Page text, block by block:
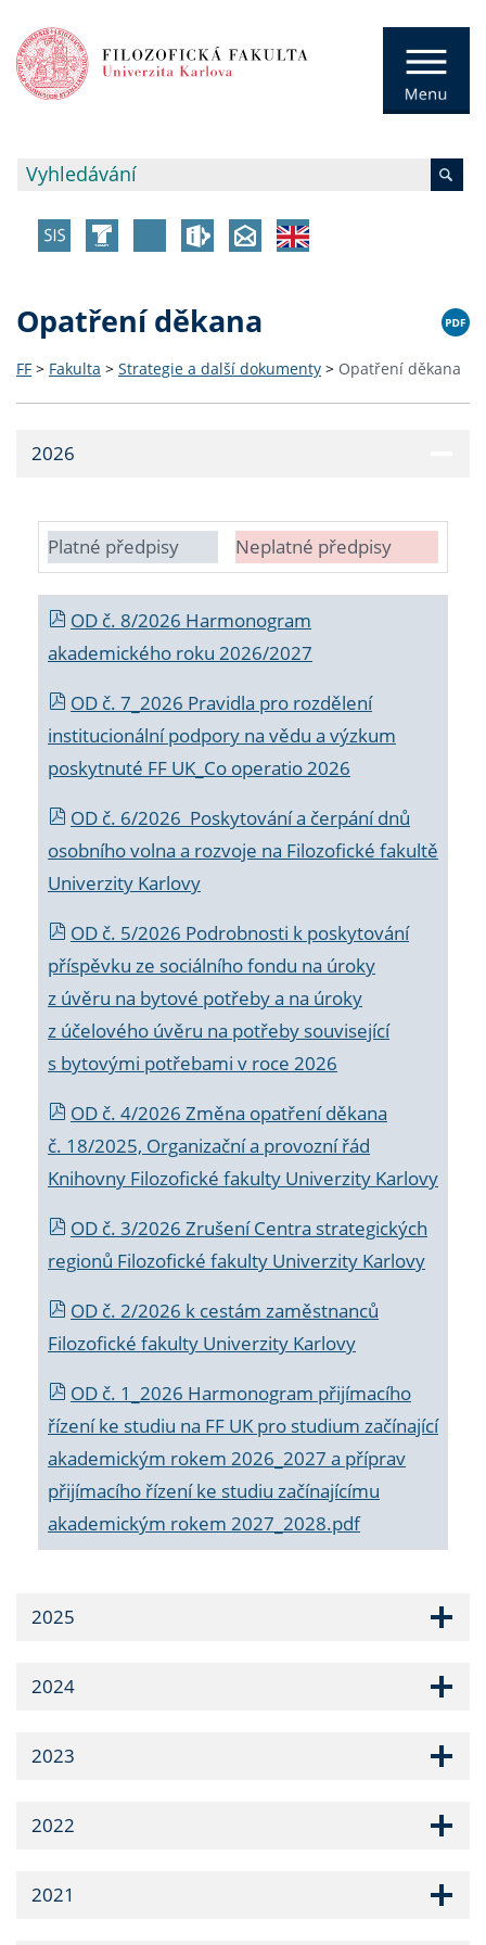
Opatření děkana
FF > Fakulta > Strategie a další dokumenty > Opatření děkana
2026
Platné předpisy Neplatné předpisy
OD č. 8/2026 Harmonogram
akademického roku 2026/2027
OD č. 7_2026 Pravidla pro rozdělení
institucionální podpory na vědu a výzkum
poskytnuté FF UK_Co operatio 2026
OD č. 6/2026 Poskytování a čerpání dnů
osobního volna a rozvoje na Filozofické fakultě
Univerzity Karlovy
OD č. 5/2026 Podrobnosti k poskytování
příspěvku ze sociálního fondu na úroky
z úvěru na bytové potřeby a na úroky
z účelového úvěru na potřeby související
s bytovými potřebami v roce 2026
OD č. 4/2026 Změna opatření děkana
č. 18/2025, Organizační a provozní řád
Knihovny Filozofické fakulty Univerzity Karlovy
OD č. 3/2026 Zrušení Centra strategických
regionů Filozofické fakulty Univerzity Karlovy
OD č. 2/2026 k cestám zaměstnanců
Filozofické fakulty Univerzity Karlovy
OD č. 1_2026 Harmonogram přijímacího
řízení ke studiu na FF UK pro studium začínající
akademickým rokem 2026_2027 a příprav
přijímacího řízení ke studiu začínajícímu
akademickým rokem 2027_2028.pdf
2025
2024
2023
2022
2021